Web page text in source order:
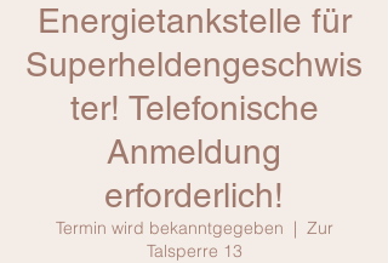
Energietankstelle für
Superheldengeschwis
ter! Telefonische
Anmeldung
erforderlich!
Termin wird bekanntgegeben
  |
Zur
Talsperre 13